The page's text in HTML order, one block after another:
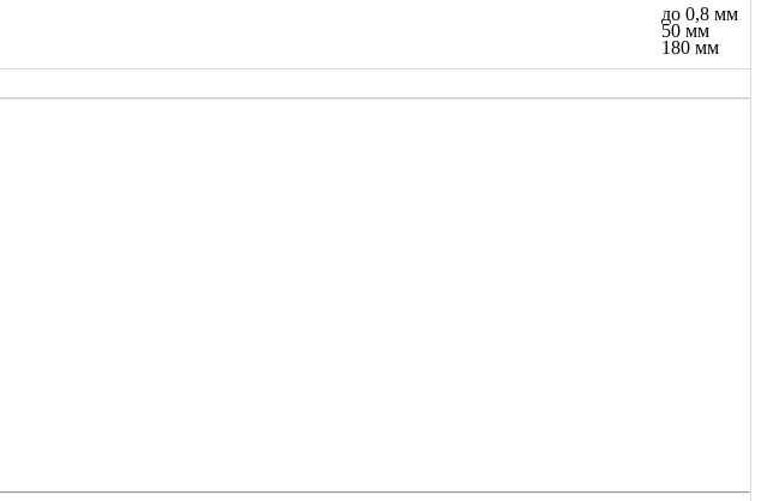
до 0,8 мм
50 мм
180 мм